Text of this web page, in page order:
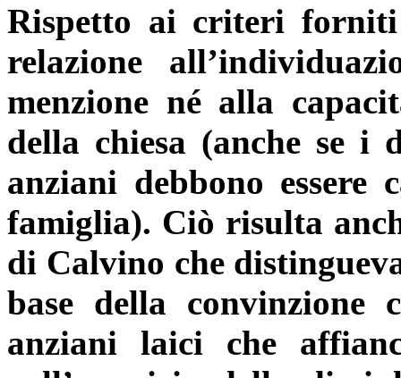
Rispetto ai criteri
relazione
menzione né alla
della chiesa (anche se i
anziani debbono
famiglia). Ciò risulta
di Calvino che
base della convinzione
anziani laici che